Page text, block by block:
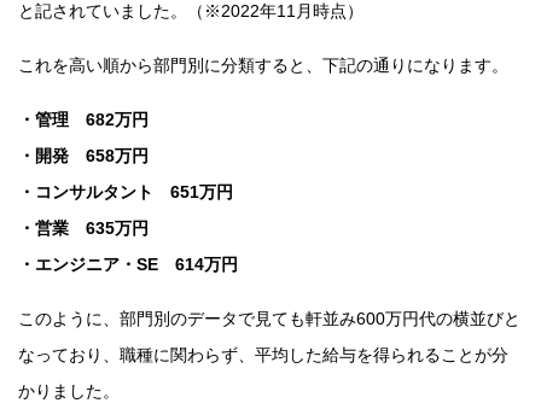
と記されていました。（※2022年11月時点）
これを高い順から部門別に分類すると、下記の通りになります。
・管理 682万円
・開発 658万円
・コンサルタント 651万円
・営業 635万円
・エンジニア・SE 614万円
このように、部門別のデータで見ても軒並み600万円代の横並びと
なっており、職種に関わらず、平均した給与を得られることが分
かりました。